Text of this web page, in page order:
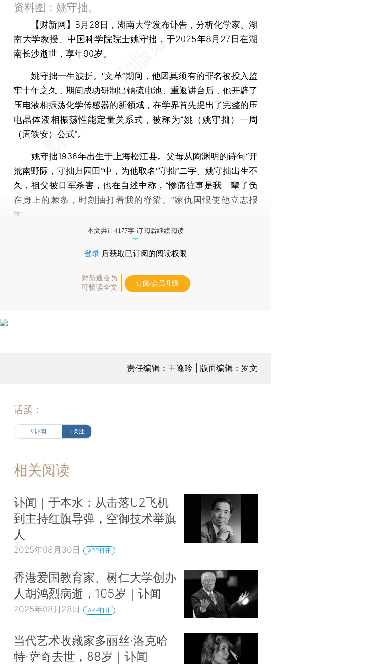
资料图：姚守拙。
【财新网】 8月28日，湖南大学发布讣告，分析化学家、湖
南大学教授、中国科学院院士姚守拙，于2025年8月27日在湖
南长沙逝世，享年90岁。
姚守拙一生波折。“文革”期间，他因莫须有的罪名被投入监
牢十年之久，期间成功研制出钠硫电池。重返讲台后，他开辟了
压电液相振荡化学传感器的新领域，在学界首先提出了完整的压
电晶体液相振荡性能定量关系式，被称为“姚（姚守拙）—周
（周轶安）公式”。
姚守拙1936年出生于上海松江县。父母从陶渊明的诗句“开
荒南野际，守拙归园田”中，为他取名“守拙”二字。姚守拙出生不
久，祖父被日军杀害，他在自述中称，“惨痛往事是我一辈子负
在身上的棘条，时刻抽打着我的脊梁。”家仇国恨使他立志报
国。
本文共计4177字 订阅后继续阅读
登录 后获取已订阅的阅读权限
财新通会员
可畅读全文
订阅/会员升级
责任编辑：王逸吟 | 版面编辑：罗文
话题：
#讣闻 +关注
相关阅读
讣闻｜于本水：从击落U2飞机
到主持红旗导弹，空御技术举旗
人
2025年08月30日 APP打开
香港爱国教育家、树仁大学创办
人胡鸿烈病逝，105岁｜讣闻
2025年08月28日 APP打开
当代艺术收藏家多丽丝·洛克哈
特·萨奇去世，88岁｜讣闻